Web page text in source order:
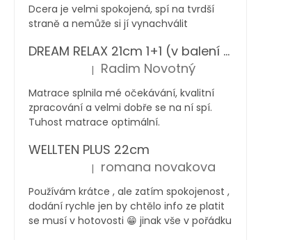
Dcera je velmi spokojená, spí na tvrdší
straně a nemůže si jí vynachválit
DREAM RELAX 21cm 1+1 (v balení 2 ks)
Hodnocení produktu je 5 z 5 hvězdiček.
| Radim Novotný
Matrace splnila mé očekávání, kvalitní
zpracování a velmi dobře se na ní spí.
Tuhost matrace optimální.
WELLTEN PLUS 22cm
Hodnocení produktu je 5 z 5 hvězdiček.
| romana novakova
Používám krátce , ale zatím spokojenost ,
dodání rychle jen by chtělo info ze platit
se musí v hotovosti 😁 jinak vše v pořádku